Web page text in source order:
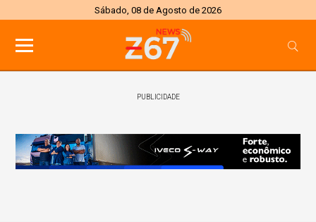
Sábado, 08 de Agosto de 2026
PUBLICIDADE